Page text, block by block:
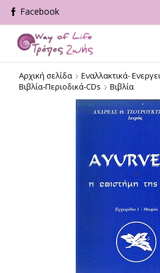
Αρχική σελίδα
Εναλλακτικά-
Βιβλία-Περιοδικά-CDs
Βιβλία